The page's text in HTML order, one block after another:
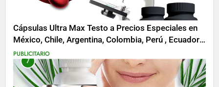
Cápsulas Ultra Max Testo a Precios Especiales en
México, Chile, Argentina, Colombia, Perú , Ecuador,
Costa Rica y Más
PUBLICITARIO
7